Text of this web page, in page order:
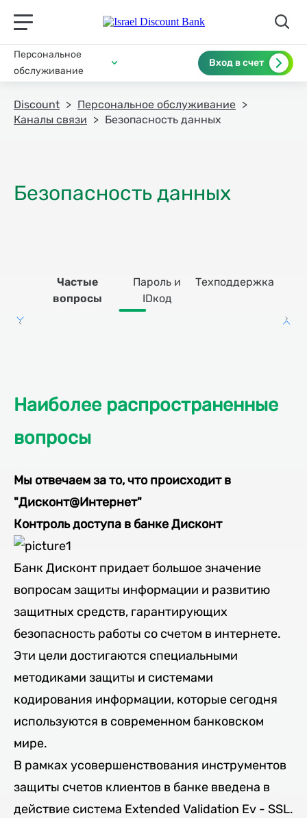
תפריט ראשי לנייד
Персональное
обслуживание
Вход в счет
Discount
Персональное обслуживание
Каналы связи
Безопасность данных
Частые
вопросы
Пароль и
IDкод
Техподдержка
Наиболее распространенные
вопросы
Мы отвечаем за то, что происходит в
"Дисконт@Интернет"
Контроль доступа в банке Дисконт
Банк Дисконт придает большое значение
вопросам защиты информации и развитию
защитных средств, гарантирующих
безопасность работы со счетом в интернете.
Эти цели достигаются специальными
методиками защиты и системами
кодирования информации, которые сегодня
используются в современном банковском
мире.
В рамках усовершенствования инструментов
защиты счетов клиентов в банке введена в
действие система Extended Validation Ev - SSL.